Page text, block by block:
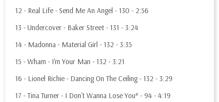
12 - Real Life - Send Me An Angel - 130 - 2:56
13 - Undercover - Baker Street - 131 - 3:24
14 - Madonna - Material Girl - 132 - 3:35
15 - Wham - I'm Your Man - 132 - 3:21
16 - Lionel Richie - Dancing On The Ceiling - 132 - 3:29
17 - Tina Turner - I Don't Wanna Lose You* - 94 - 4:19